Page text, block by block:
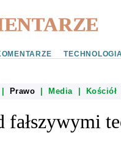
Prawo Media| Kościół
fałszywymi